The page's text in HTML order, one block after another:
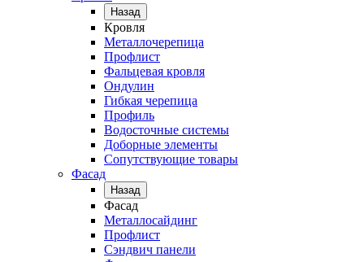
Назад
Кровля
Металлочерепица
Профлист
Фальцевая кровля
Ондулин
Гибкая черепица
Профиль
Водосточные системы
Доборные элементы
Сопутствующие товары
Фасад
Назад
Фасад
Металлосайдинг
Профлист
Сэндвич панели